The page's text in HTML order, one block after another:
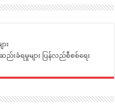
း
ည်းခံရမှုများ ပြန်လည်စီစစ်ရေး